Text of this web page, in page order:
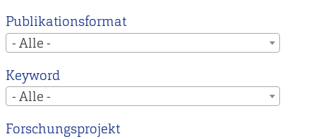
instead.
Publikationsformat
- Alle -
Keyword
- Alle -
Forschungsprojekt